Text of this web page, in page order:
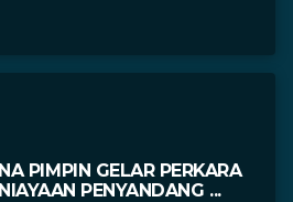
PIMPIN GELAR PERKARA
PENYANDANG ...